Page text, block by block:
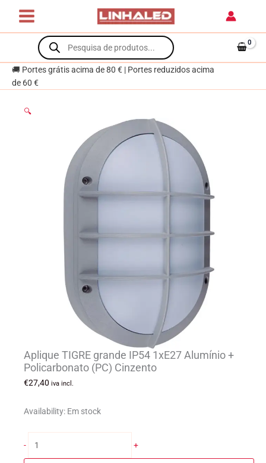
content
Products
search
🚚 Portes grátis acima de 80 € | Portes reduzidos acima
de 60 €
🔍
Aplique TIGRE grande IP54 1xE27 Alumínio +
Policarbonato (PC) Cinzento
€27,40 iva incl.
Availability: Em stock
- +
IP54
1xE27
Alumínio
Policarbonato
(PC)
Cinzento